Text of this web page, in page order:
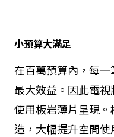
小預算大滿足
在百萬預算內，每
最大效益。因此電
使用板岩薄片呈現
造，大幅提升空間